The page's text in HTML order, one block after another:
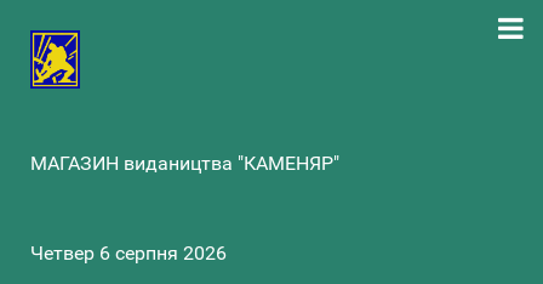
МАГАЗИН видаництва "КАМЕНЯР"
Четвер 6 серпня 2026